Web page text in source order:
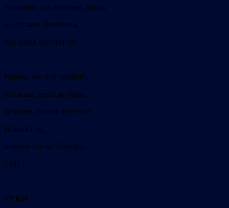
уплетаем, как печенье, жмых
и слушаем Левитана,
как наши колотят их…
Верим, что всё пройдёт,
все наши детские беды,
мечтаем, каким будет тот
Новый год,
первый после Победы…
1997 г.
РУКИ